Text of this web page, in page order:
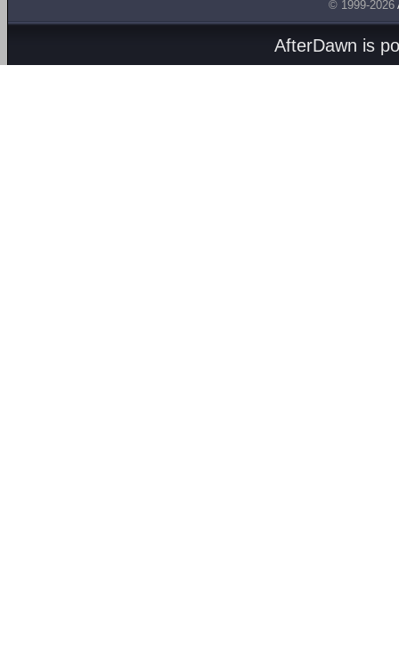
© 1999-2026
AfterDawn is